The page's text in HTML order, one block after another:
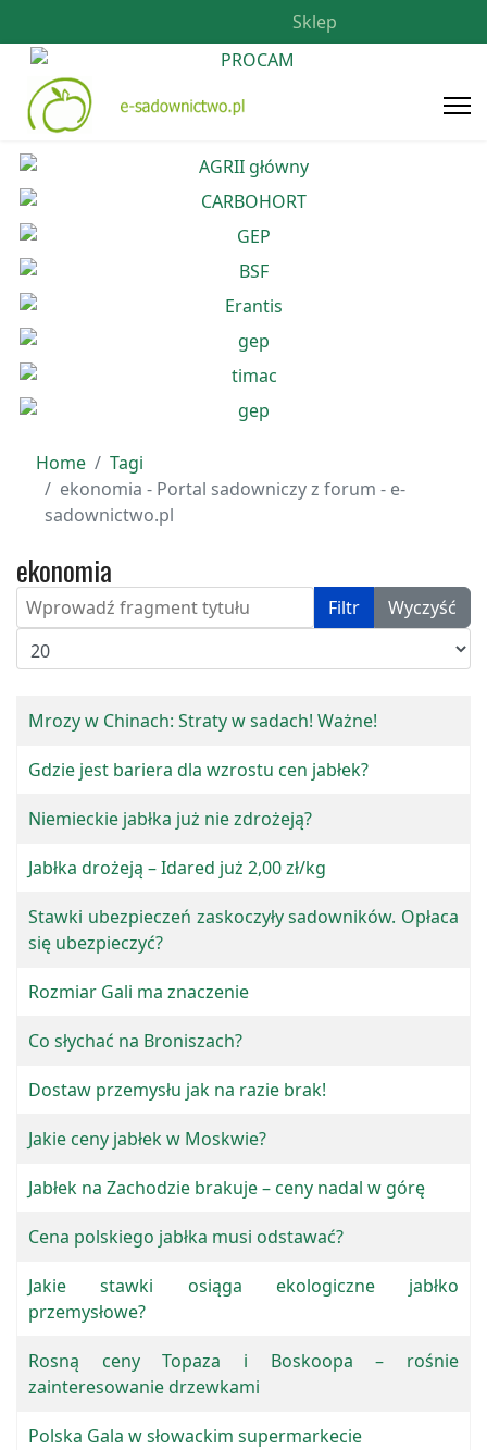
Sklep
Home
Tagi
ekonomia - Portal sadowniczy z forum - e-
sadownictwo.pl
ekonomia
Wprowadź fragment tytułu Filtr
Wyczyść
Pokaż #
Mrozy w Chinach: Straty w sadach! Ważne!
Gdzie jest bariera dla wzrostu cen jabłek?
Niemieckie jabłka już nie zdrożeją?
Jabłka drożeją – Idared już 2,00 zł/kg
Stawki ubezpieczeń zaskoczyły sadowników. Opłaca
się ubezpieczyć?
Rozmiar Gali ma znaczenie
Co słychać na Broniszach?
Dostaw przemysłu jak na razie brak!
Jakie ceny jabłek w Moskwie?
Jabłek na Zachodzie brakuje – ceny nadal w górę
Cena polskiego jabłka musi odstawać?
Jakie stawki osiąga ekologiczne jabłko
przemysłowe?
Rosną ceny Topaza i Boskoopa – rośnie
zainteresowanie drzewkami
Polska Gala w słowackim supermarkecie